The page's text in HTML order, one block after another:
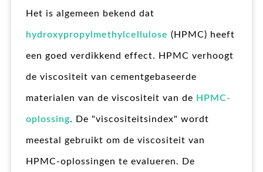
Het is algemeen bekend dat
hydroxypropylmethylcellulose (HPMC) heeft
een goed verdikkend effect. HPMC verhoogt
de viscositeit van cementgebaseerde
materialen van de viscositeit van de HPMC-
oplossing. De "viscositeitsindex" wordt
meestal gebruikt om de viscositeit van
HPMC-oplossingen te evalueren. De